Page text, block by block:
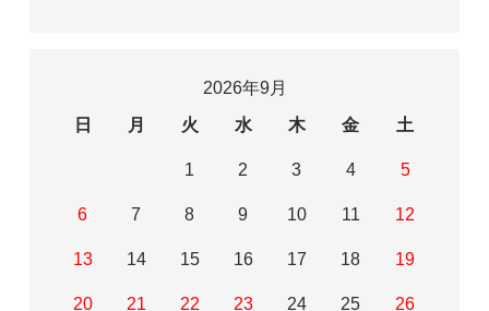
2026年9月
日
月 火 水 木 金 土
1 2 3 4 5
6 7 8 9 10 11 12
13 14 15 16 17 18 19
20 21 22 23 24 25 26